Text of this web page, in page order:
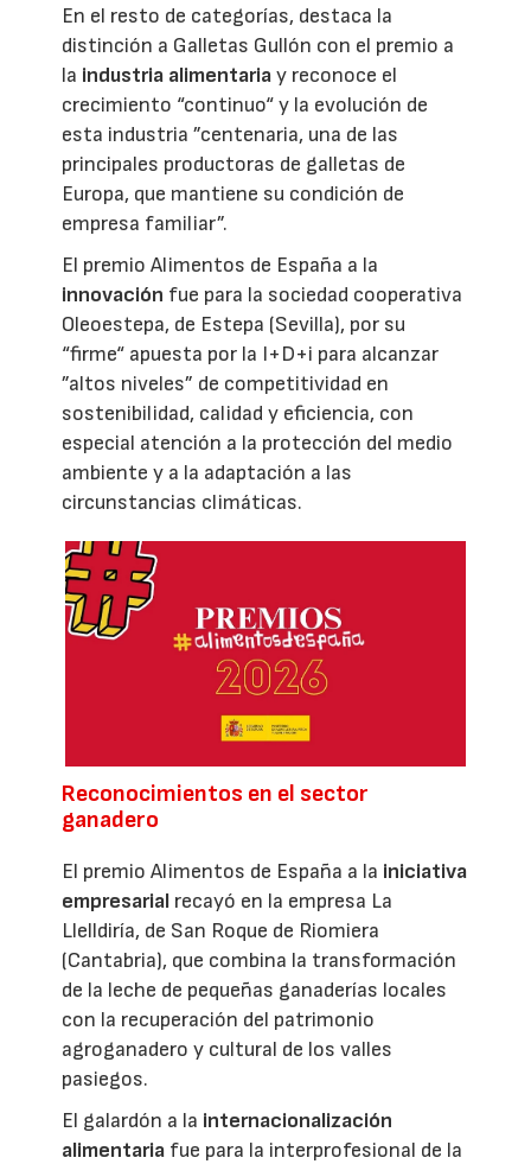
En el resto de categorías, destaca la
distinción a Galletas Gullón con el premio a
la industria alimentariay reconoce el
crecimiento “continuo“ y la evolución de
esta industria ”centenaria, una de las
principales productoras de galletas de
Europa, que mantiene su condición de
empresa familiar”.
El premio Alimentos de España a la
innovación fue para la sociedad cooperativa
Oleoestepa, de Estepa (Sevilla), por su
“firme“ apuesta por la I+D+i para alcanzar
”altos niveles” de competitividad en
sostenibilidad, calidad y eficiencia, con
especial atención a la protección del medio
ambiente y a la adaptación a las
circunstancias climáticas.
Reconocimientos en el sector
ganadero
El premio Alimentos de España a la iniciativa
empresarial recayó en la empresa La
Llelldiría, de San Roque de Riomiera
(Cantabria), que combina la transformación
de la leche de pequeñas ganaderías locales
con la recuperación del patrimonio
agroganadero y cultural de los valles
pasiegos.
El galardón a la internacionalización
alimentaria fue para la interprofesional de la